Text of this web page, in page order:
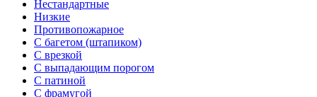
Нестандартные
Низкие
Противопожарное
С багетом (штапиком)
С врезкой
С выпадающим порогом
С патиной
С фрамугой